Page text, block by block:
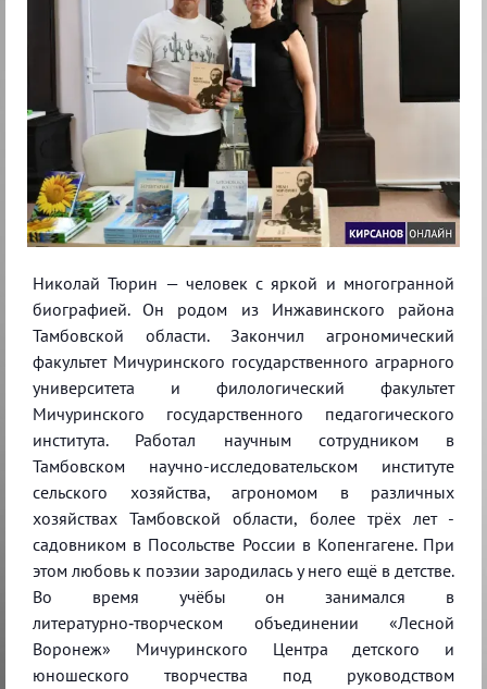
Николай Тюрин — человек с яркой и многогранной
биографией. Он родом из Инжавинского района
Тамбовской области. Закончил агрономический
факультет Мичуринского государственного аграрного
университета и филологический факультет
Мичуринского государственного педагогического
института. Работал научным сотрудником в
Тамбовском научно-исследовательском институте
сельского хозяйства, агрономом в различных
хозяйствах Тамбовской области, более трёх лет -
садовником в Посольстве России в Копенгагене. При
этом любовь к поэзии зародилась у него ещё в детстве.
Во время учёбы он занимался в
литературно‑творческом объединении «Лесной
Воронеж» Мичуринского Центра детского и
юношеского творчества под руководством